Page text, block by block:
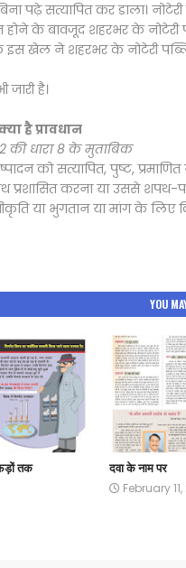
पढ़े सत्यापित कर डाला।
होने के बावजूद शहरभर के नोटेरी
ने शहरभर के नोटेरी पब्लिकों
है।
है प्रावधान
की धारा 8 के मुताबिक
को सत्यापित, पुष्ट, प्रमाणित
प्रशासित करना या उससे शपथ-
या भुगतान या मांग के लिए
YOU
तक दवा के नाम पर
February 11,